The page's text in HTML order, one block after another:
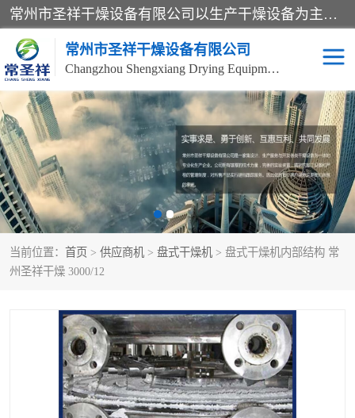
常州市圣祥干燥设备有限公司以生产干燥设备为主导产品，提供：干燥设备、干燥机、混合机、气流干燥机、烘箱、热风循环烘箱、沸腾干燥机、烘干机、喷雾干燥机等产品的生产、制造与销售服务。
常州市圣祥干燥设备有限公司
Changzhou Shengxiang Drying Equipment Co. , Ltd.
当前位置： 首页 > 供应商机 > 盘式干燥机 > 盘式干燥机内部结构 常
州圣祥干燥 3000/12
单锥真空干燥机 双锥真空干燥机
气流干燥机 滚筒刮板干燥机
干燥机 闪蒸干燥机
桨叶干燥机 高速混合机
粗粉碎机 带式干燥机
单锥螺带真空干燥机 沸腾干燥机
方形圆形真空干燥机 真空耙式干燥机